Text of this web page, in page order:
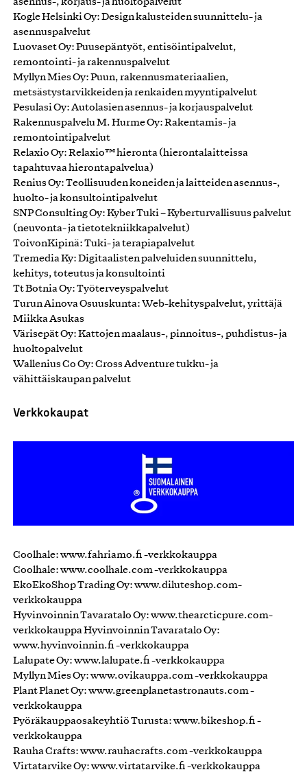
Kogle Helsinki Oy: Design kalusteiden suunnittelu- ja
asennuspalvelut
Luovaset Oy: Puusepäntyöt, entisöintipalvelut,
remontointi- ja rakennuspalvelut
Myllyn Mies Oy: Puun, rakennusmateriaalien,
metsästystarvikkeiden ja renkaiden myyntipalvelut
Pesulasi Oy: Autolasien asennus- ja korjauspalvelut
Rakennuspalvelu M. Hurme Oy: Rakentamis- ja
remontointipalvelut
Relaxio Oy: Relaxio™ hieronta (hierontalaitteissa
tapahtuvaa hierontapalvelua)
Renius Oy: Teollisuuden koneiden ja laitteiden asennus-,
huolto- ja konsultointipalvelut
SNP Consulting Oy: Kyber Tuki – Kyberturvallisuus palvelut
(neuvonta- ja tietotekniikkapalvelut)
ToivonKipinä: Tuki- ja terapiapalvelut
Tremedia Ky: Digitaalisten palveluiden suunnittelu,
kehitys, toteutus ja konsultointi
Tt Botnia Oy: Työterveyspalvelut
Turun Ainova Osuuskunta: Web-kehityspalvelut, yrittäjä
Miikka Asukas
Värisepät Oy: Kattojen maalaus-, pinnoitus-, puhdistus- ja
huoltopalvelut
Wallenius Co Oy: Cross Adventure tukku- ja
vähittäiskaupan palvelut
Verkkokaupat
Coolhale: www.fahriamo.fi -verkkokauppa
Coolhale: www.coolhale.com -verkkokauppa
EkoEkoShop Trading Oy: www.diluteshop.com-
verkkokauppa
Hyvinvoinnin Tavaratalo Oy: www.thearcticpure.com-
verkkokauppa Hyvinvoinnin Tavaratalo Oy:
www.hyvinvoinnin.fi -verkkokauppa
Lalupate Oy: www.lalupate.fi -verkkokauppa
Myllyn Mies Oy: www.ovikauppa.com -verkkokauppa
Plant Planet Oy: www.greenplanetastronauts.com -
verkkokauppa
Pyöräkauppaosakeyhtiö Turusta: www.bikeshop.fi -
verkkokauppa
Rauha Crafts: www.rauhacrafts.com -verkkokauppa
Virtatarvike Oy: www.virtatarvike.fi -verkkokauppa